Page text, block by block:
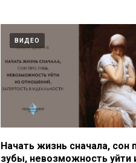
ВИДЕО
Начать жизнь сначала, сон
зубы, невозможность уйти